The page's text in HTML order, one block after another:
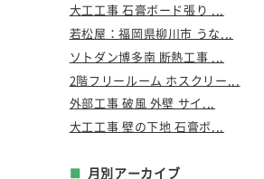
大工工事 石膏ボード張り ...
若松屋：福岡県柳川市 うな...
ソトダン博多南 断熱工事 ...
2階フリールーム ホスクリー...
外部工事 破風 外壁 サイ...
大工工事 壁の下地 石膏ボ...
月別アーカイブ